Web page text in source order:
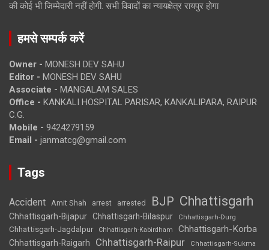
की कोई भी जिम्मेदारी नहीं होगी. सभी विवादों का न्यायक्षेत्र रायपुर होगा
हमसे सम्पर्क करें
Owner - MONESH DEV SAHU
Editor - MONESH DEV SAHU
Associate - MANGALAM SALES
Office - KANKALI HOSPITAL PARISAR, KANKALIPARA, RAIPUR
C.G.
Mobile - 9424279159
Email - janmatcg@gmail.com
Tags
Accident Amit Shah arrest arrested BJP Chhattisgarh
Chhattisgarh-Bijapur Chhattisgarh-Bilaspur Chhattisgarh-Durg
Chhattisgarh-Jagdalpur Chhattisgarh-Kabirdham Chhattisgarh-Korba
Chhattisgarh-Raigarh Chhattisgarh-Raipur
Chhattisgarh-Sukma